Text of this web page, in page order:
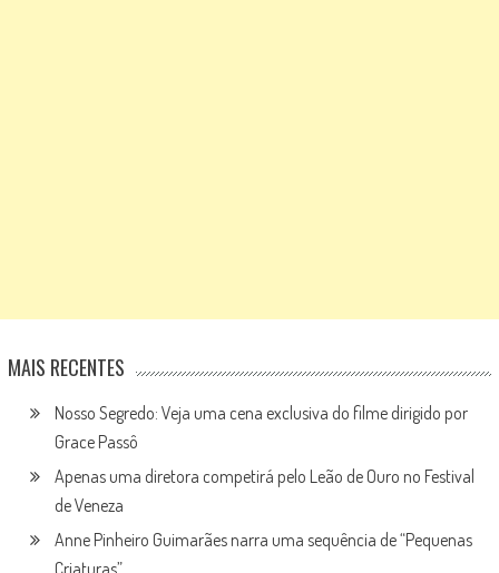
MAIS RECENTES
Nosso Segredo: Veja uma cena exclusiva do filme dirigido por
Grace Passô
Apenas uma diretora competirá pelo Leão de Ouro no Festival
de Veneza
Anne Pinheiro Guimarães narra uma sequência de “Pequenas
Criaturas”